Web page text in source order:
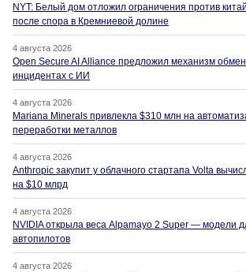
NYT: Белый дом отложил ограничения против
после спора в Кремниевой долине
4 августа 2026
Open Secure AI Alliance предложил механизм
инцидентах с ИИ
4 августа 2026
Mariana Minerals привлекла $310 млн на
переработки металлов
4 августа 2026
Anthropic закупит у облачного стартапа Volta
на $10 млрд
4 августа 2026
NVIDIA открыла веса Alpamayo 2 Super — модели
автопилотов
4 августа 2026